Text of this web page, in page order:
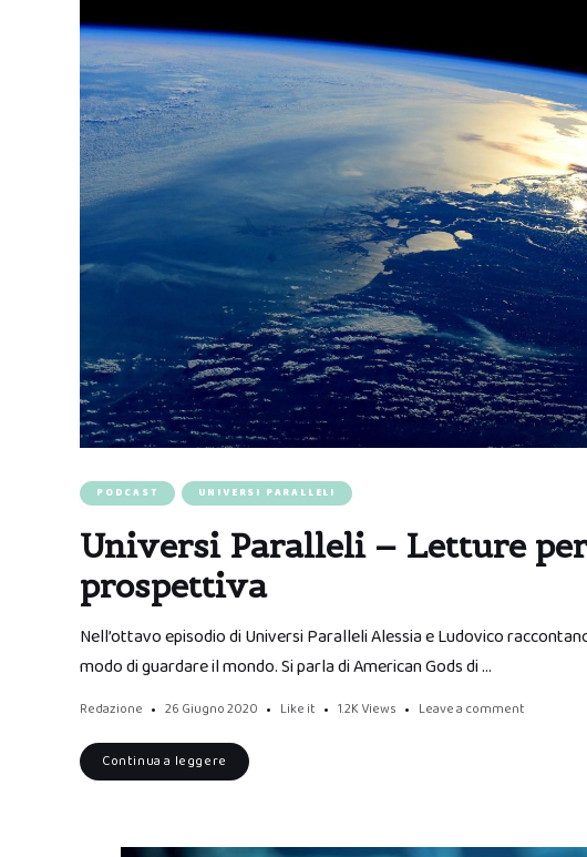
PODCAST UNIVERSI PARALLELI
Universi Paralleli – Letture
prospettiva
Nell’ottavo episodio di Universi Paralleli Alessia e Ludovico
modo di guardare il mondo. Si parla di American Gods di …
Redazione 26 Giugno 2020 Like it 1.2K Views Leave a comment
Continua a leggere